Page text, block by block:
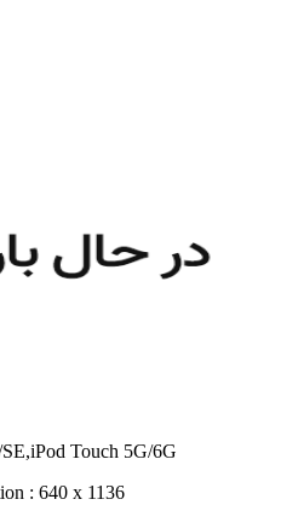
Touch 5G/6G
: 640 x 1136